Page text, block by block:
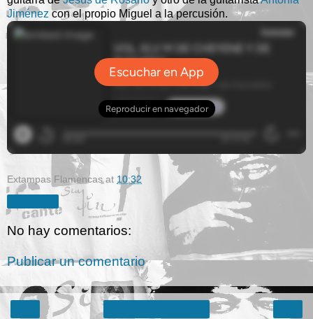
Jiménez con el propio Miguel a la percusión.
Extampas Flamencas at 10:32
No hay comentarios:
Publicar un comentario